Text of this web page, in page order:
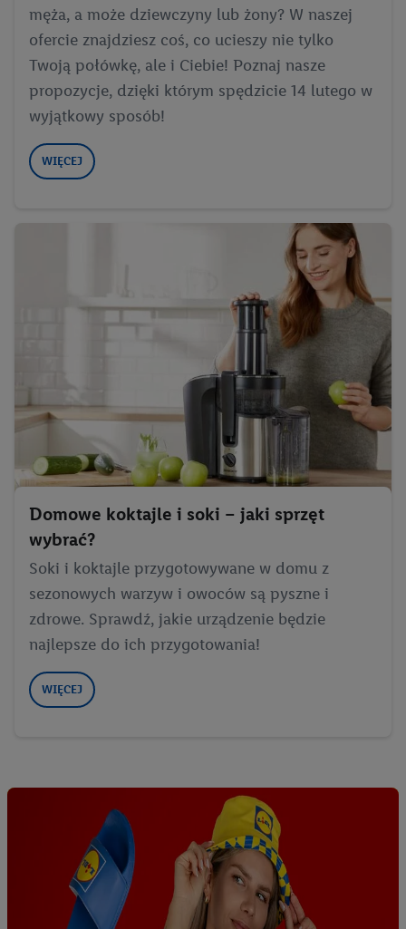
męża, a może dziewczyny lub żony? W naszej
ofercie znajdziesz coś, co ucieszy nie tylko
Twoją połówkę, ale i Ciebie! Poznaj nasze
propozycje, dzięki którym spędzicie 14 lutego w
wyjątkowy sposób!
WIĘCEJ
Domowe koktajle i soki – jaki sprzęt
wybrać?
Soki i koktajle przygotowywane w domu z
sezonowych warzyw i owoców są pyszne i
zdrowe. Sprawdź, jakie urządzenie będzie
najlepsze do ich przygotowania!
WIĘCEJ
Użycie dokładnych danych geolokalizacyjnych.
Przechowywanie informacji na urządzeniu lub dostęp do
nich. Rozumienie odbiorców dzięki statystyce lub
kombinacji danych z różnych źródeł. Pomiar
efektywności reklam. Wykorzystanie profili do wyboru
spersonalizowanych reklam. Tworzenie profili w celu
spersonalizowanych reklam. Wykorzystywanie
ograniczonych danych do wyboru reklam. Rozwój i